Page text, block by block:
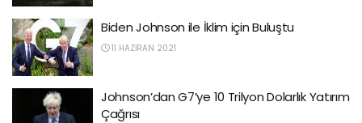
Biden Johnson ile İklim için Buluştu
11 HAZIRAN 2021
Johnson’dan G7’ye 10 Trilyon Dolarlık Yatırım
Çağrısı